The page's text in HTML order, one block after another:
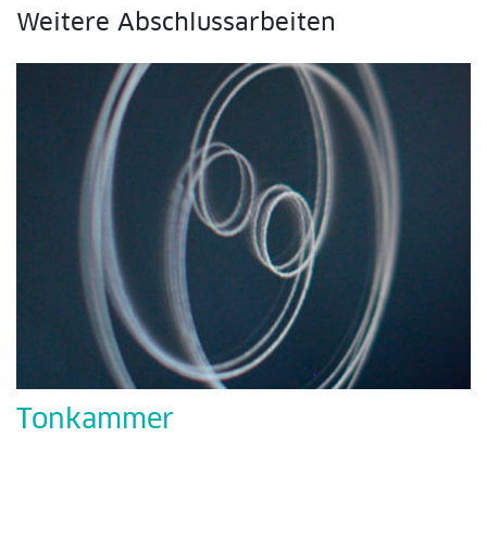
Weitere Abschlussarbeiten
Tonkammer